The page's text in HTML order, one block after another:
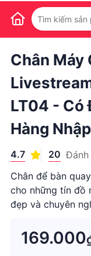
1 /
Chân Máy
LT04 - Có
Hàng
4.7 20 Đánh
Chân để bàn
cho những tín đồ
đẹp và chuyên
với ...
169.000